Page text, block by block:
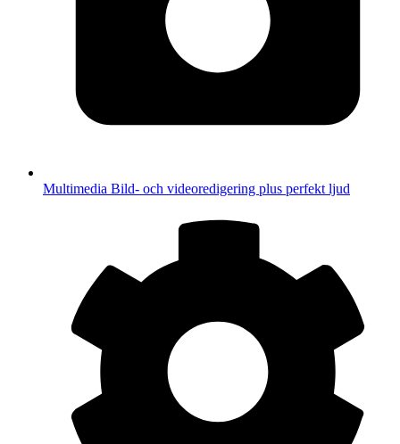
Multimedia Bild- och videoredigering plus perfekt ljud